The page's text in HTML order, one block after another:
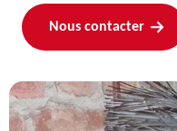
Nous contacter